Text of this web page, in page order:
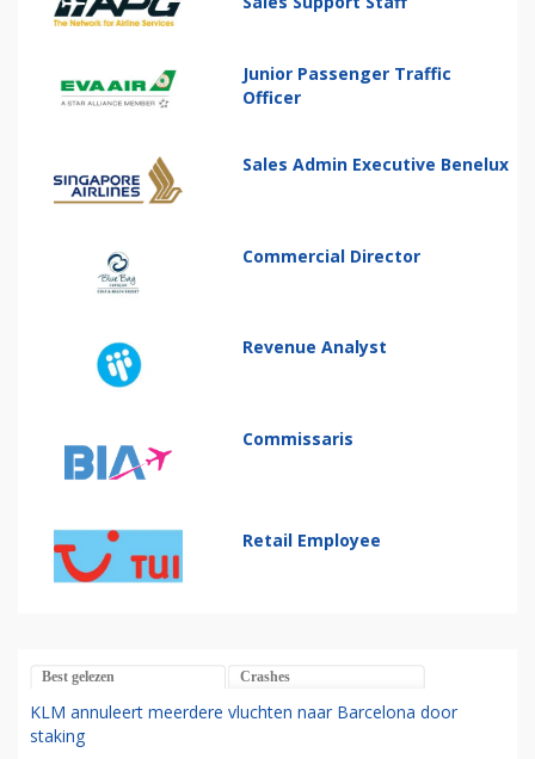
Junior Passenger Traffic
Officer
Sales Admin Executive Benelux
Commercial Director
Revenue Analyst
Commissaris
Retail Employee
Best gelezen Crashes
KLM annuleert meerdere vluchten naar Barcelona door
staking